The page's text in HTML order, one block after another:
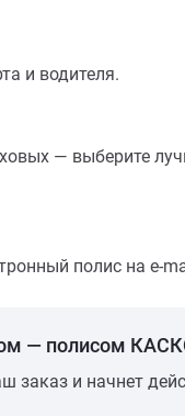
и водителя.
— выберите
полис на e-
— полисом
заказ и начнет